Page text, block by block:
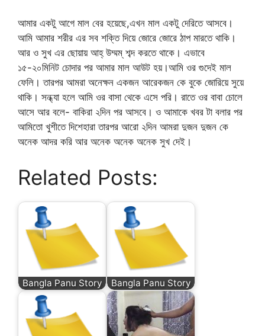
আমার একটু আগে মাল বের হয়েছে,এখন মাল একটু দেরিতে আসবে।
আমি আমার শরীর এর সব শক্তি দিয়ে জোরে জোরে ঠাপ মারতে থাকি।
আর ও সুখ এর ছোয়ায় আহ্ উম্মম্ শব্দ করতে থাকে। এভাবে
১৫-২০মিনিট চোদার পর আমার মাল আউট হয়।আমি ওর গুদেই মাল
ফেলি। তারপর আমরা অনেক্ষন একজন আরেকজন কে বুকে জোরিয়ে সুয়ে
থাকি। সন্ধ্যা হলে আমি ওর বাসা থেকে এসে পরি। রাতে ওর বাবা চোলে
আসে আর বলে- বাকিরা ২দিন পর আসবে। ও আমাকে খবর টা বলার পর
আমিতো খুশীতে দিশেহারা তারপর আরো ২দিন আমরা দুজন দুজন কে
অনেক আদর করি আর অনেক অনেক অনেক সুখ দেই।
Related Posts:
Bangla Panu Story Bangla Panu Story